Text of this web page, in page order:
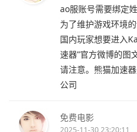
ao服账号需要绑定
为了维护游戏环境
国内玩家想要进入
速器”官方微博的图
请注意。熊猫加速
公司
免费电影
2025-11-30 23:20:11